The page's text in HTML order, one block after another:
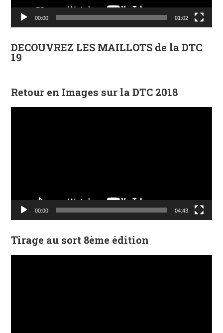
00:00 01:02
DECOUVREZ LES MAILLOTS de la DTC
19
Retour en Images sur la DTC 2018
00:00 04:43
Tirage au sort 8ème édition